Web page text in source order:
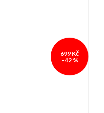
699 Kč
–42 %